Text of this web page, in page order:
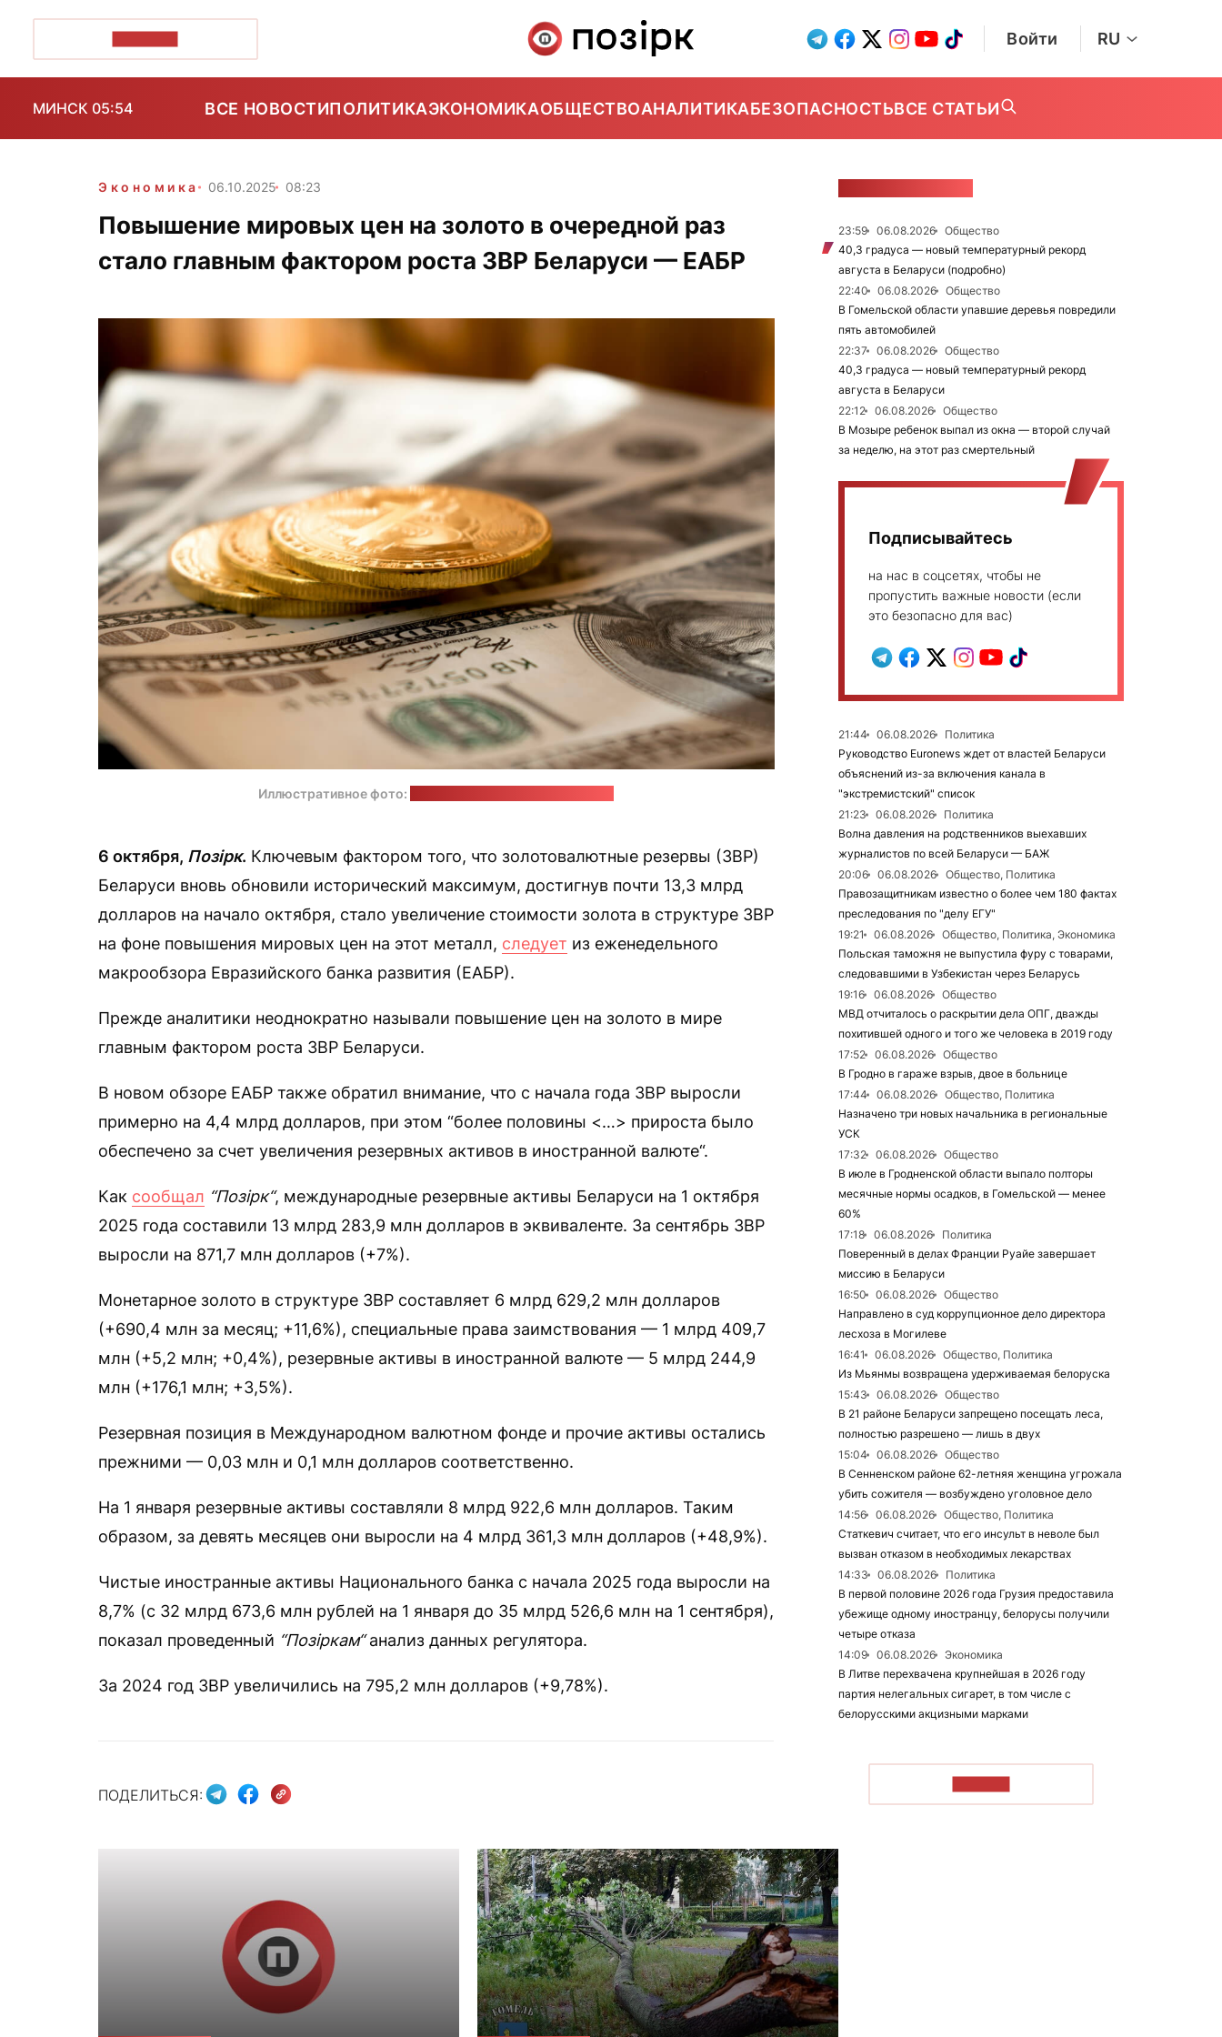
Войти RU
МИНСК 05:54 ВСЕ НОВОСТИПОЛИТИКАЭКОНОМИКАОБЩЕСТВОАНАЛИТИКАБЕЗОПАСНОСТЬВСЕ СТАТЬИ
Экономика 06.10.2025 08:23
Повышение мировых цен на золото в очередной раз
стало главным фактором роста ЗВР Беларуси — ЕАБР
Иллюстративное фото:
6 октября, Позірк. Ключевым фактором того, что золотовалютные резервы (ЗВР)
Беларуси вновь обновили исторический максимум, достигнув почти 13,3 млрд
долларов на начало октября, стало увеличение стоимости золота в структуре ЗВР
на фоне повышения мировых цен на этот металл, следует из еженедельного
макрообзора Евразийского банка развития (ЕАБР).
Прежде аналитики неоднократно называли повышение цен на золото в мире
главным фактором роста ЗВР Беларуси.
В новом обзоре ЕАБР также обратил внимание, что с начала года ЗВР выросли
примерно на 4,4 млрд долларов, при этом “более половины <…> прироста было
обеспечено за счет увеличения резервных активов в иностранной валюте“.
Как сообщал “Позірк“, международные резервные активы Беларуси на 1 октября
2025 года составили 13 млрд 283,9 млн долларов в эквиваленте. За сентябрь ЗВР
выросли на 871,7 млн долларов (+7%).
Монетарное золото в структуре ЗВР составляет 6 млрд 629,2 млн долларов
(+690,4 млн за месяц; +11,6%), специальные права заимствования — 1 млрд 409,7
млн (+5,2 млн; +0,4%), резервные активы в иностранной валюте — 5 млрд 244,9
млн (+176,1 млн; +3,5%).
Резервная позиция в Международном валютном фонде и прочие активы остались
прежними — 0,03 млн и 0,1 млн долларов соответственно.
На 1 января резервные активы составляли 8 млрд 922,6 млн долларов. Таким
образом, за девять месяцев они выросли на 4 млрд 361,3 млн долларов (+48,9%).
Чистые иностранные активы Национального банка с начала 2025 года выросли на
8,7% (с 32 млрд 673,6 млн рублей на 1 января до 35 млрд 526,6 млн на 1 сентября),
показал проведенный “Позіркам“анализ данных регулятора.
За 2024 год ЗВР увеличились на 795,2 млн долларов (+9,78%).
ПОДЕЛИТЬСЯ:
23:59 06.08.2026
Общество
40,3 градуса — новый температурный рекорд
августа в Беларуси (подробно)
22:40
06.08.2026
Общество
В Гомельской области упавшие деревья повредили
пять автомобилей
22:37
06.08.2026
Общество
40,3 градуса — новый температурный рекорд
августа в Беларуси
22:12
06.08.2026
Общество
В Мозыре ребенок выпал из окна — второй случай
за неделю, на этот раз смертельный
Подписывайтесь
на нас в соцсетях, чтобы не
пропустить важные новости (если
это безопасно для вас)
21:44 06.08.2026
Политика
Руководство Euronews ждет от властей Беларуси
объяснений из-за включения канала в
"экстремистский" список
21:23
06.08.2026
Политика
Волна давления на родственников выехавших
журналистов по всей Беларуси — БАЖ
20:06
06.08.2026
Общество, Политика
Правозащитникам известно о более чем 180 фактах
преследования по "делу ЕГУ"
19:21
06.08.2026
Общество, Политика, Экономика
Польская таможня не выпустила фуру с товарами,
следовавшими в Узбекистан через Беларусь
19:16
06.08.2026
Общество
МВД отчиталось о раскрытии дела ОПГ, дважды
похитившей одного и того же человека в 2019 году
17:52
06.08.2026
Общество
В Гродно в гараже взрыв, двое в больнице
17:44
06.08.2026
Общество, Политика
Назначено три новых начальника в региональные
УСК
17:32
06.08.2026
Общество
В июле в Гродненской области выпало полторы
месячные нормы осадков, в Гомельской — менее
60%
17:18
06.08.2026
Политика
Поверенный в делах Франции Руайе завершает
миссию в Беларуси
16:50
06.08.2026
Общество
Направлено в суд коррупционное дело директора
лесхоза в Могилеве
16:41
06.08.2026
Общество, Политика
Из Мьянмы возвращена удерживаемая белоруска
15:43
06.08.2026
Общество
В 21 районе Беларуси запрещено посещать леса,
полностью разрешено — лишь в двух
15:04
06.08.2026
Общество
В Сенненском районе 62-летняя женщина угрожала
убить сожителя — возбуждено уголовное дело
14:56
06.08.2026
Общество, Политика
Статкевич считает, что его инсульт в неволе был
вызван отказом в необходимых лекарствах
14:33
06.08.2026
Политика
В первой половине 2026 года Грузия предоставила
убежище одному иностранцу, белорусы получили
четыре отказа
14:09
06.08.2026
Экономика
В Литве перехвачена крупнейшая в 2026 году
партия нелегальных сигарет, в том числе с
белорусскими акцизными марками